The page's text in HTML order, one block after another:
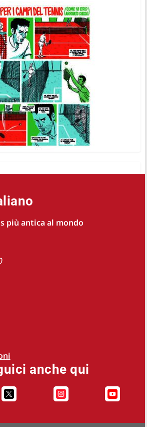
più antica al mondo
anche qui
  